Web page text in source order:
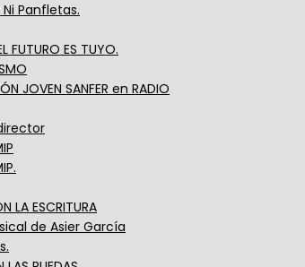
Panfletas.
FUTURO ES TUYO.
JOVEN SANFER en RADIO
LA ESCRITURA
de Asier García